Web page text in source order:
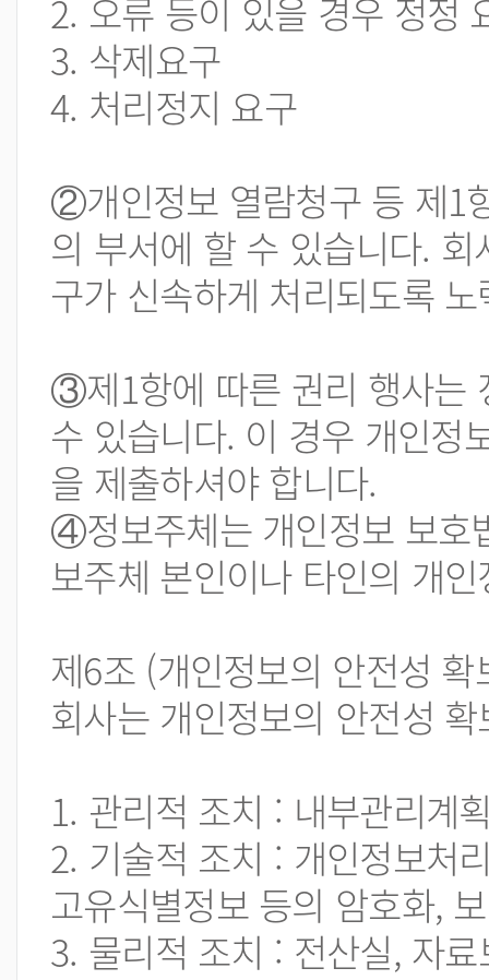
2. 오류 등이 있을 경우 정정
3. 삭제요구
4. 처리정지 요구
②개인정보 열람청구 등 제1
의 부서에 할 수 있습니다.
구가 신속하게 처리되도록
③제1항에 따른 권리 행사는
수 있습니다. 이 경우 개인정
을 제출하셔야 합니다.
④정보주체는 개인정보 보호
보주체 본인이나 타인의 개
제6조 (개인정보의 안전성 확
회사는 개인정보의 안전성
1. 관리적 조치 : 내부관리계
2. 기술적 조치 : 개인정보처
고유식별정보 등의 암호화,
3. 물리적 조치 : 전산실, 자